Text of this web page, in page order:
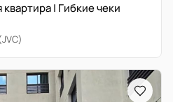
| Гибкие чеки